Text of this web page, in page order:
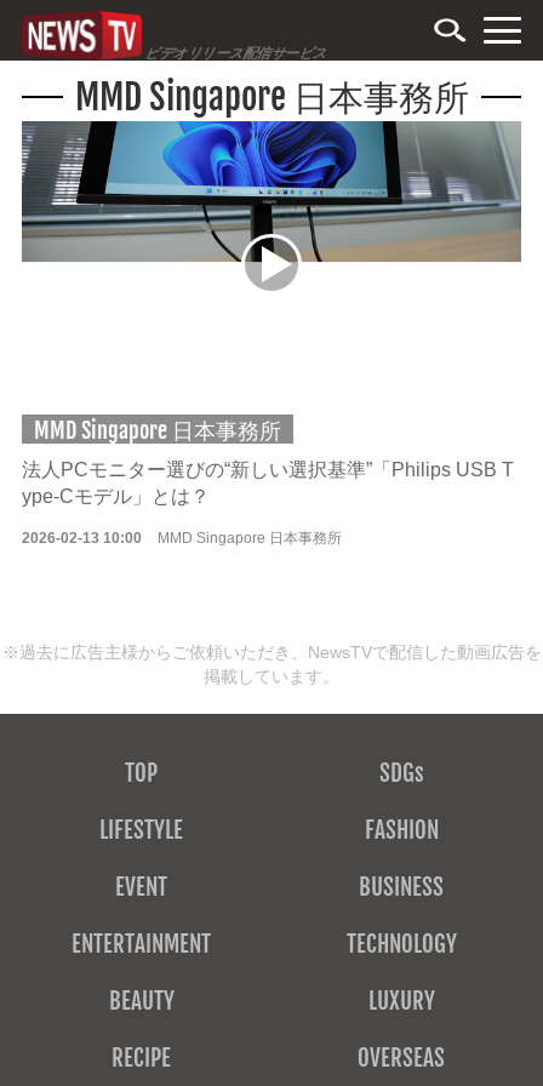
ビデオリリース配信サービス
MMD Singapore 日本事務所
MMD Singapore 日本事務所
法人PCモニター選びの“新しい選択基準”「Philips USB T
ype-Cモデル」とは？
2026-02-13 10:00 MMD Singapore 日本事務所
※過去に広告主様からご依頼いただき、NewsTVで配信した動画広告を
掲載しています。
TOP
SDGs
LIFESTYLE
FASHION
EVENT
BUSINESS
ENTERTAINMENT
TECHNOLOGY
BEAUTY
LUXURY
RECIPE
OVERSEAS